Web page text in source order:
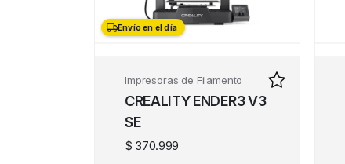
Envío en el día
Envío en el día
Impresoras de Filamento
CREALITY ENDER3 V3
SE
$ 370.999